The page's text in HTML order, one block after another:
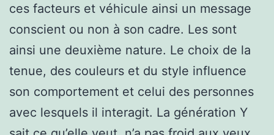
ces facteurs et véhicule ainsi un message
conscient ou non à son cadre. Les sont
ainsi une deuxième nature. Le choix de la
tenue, des couleurs et du style influence
son comportement et celui des personnes
avec lesquels il interagit. La génération Y